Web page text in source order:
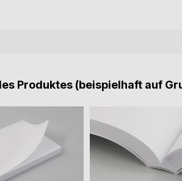
Produktes (beispielhaft auf